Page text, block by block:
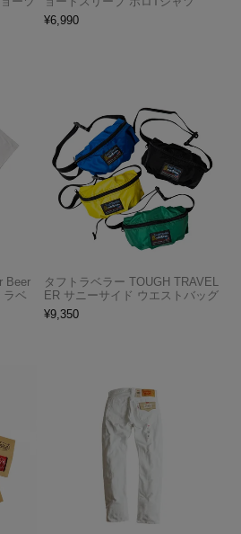
¥6,990
Beer
ラベ
タフトラベラー TOUGH TRAVEL
ER サニーサイド ウエストバッグ
¥9,350